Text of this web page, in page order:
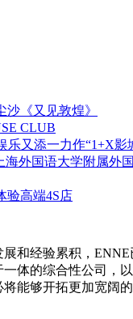
沙《又见敦煌》
CLUB
乐又添一力作“1+X影
海外国语大学附属外
验高端4S店
和经验累积，
体的综合性公司，
能够开拓更加宽阔